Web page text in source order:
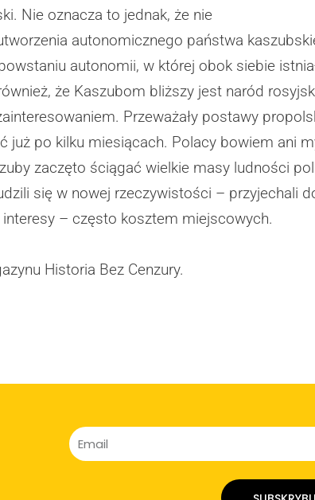
Nie oznacza to jednak, że nie
autonomicznego państwa
autonomii, w której obok siebie
że Kaszubom bliższy jest naród
Przeważały postawy
już po kilku miesiącach. Polacy bowiem ani
zaczęto ściągać wielkie masy ludności
się w nowej rzeczywistości – przyjechali
– często kosztem miejscowych.
Historia Bez Cenzury.